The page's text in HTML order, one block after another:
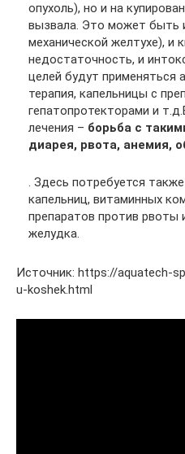
опухоль), но и на
вызвала. Это может быть
механической желтухе), и
недостаточность, и
целей будут применяться
терапия, капельницы с
гепатопротекторами и
лечения – борьба с
диарея, рвота, анемия,
. Здесь потребуется
капельниц, витаминных
препаратов против рвоты
желудка.
Источник: https://aquatech-
u-koshek.html